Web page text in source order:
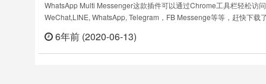
Telegram FB Messenge等
WhatsApp Multi Messenger这款插件可以通过Chrome工具栏轻松访问
WeChat,LINE, WhatsApp, Telegram，FB Messenge等等，赶快下载
图，让一切轻松自如LINE改变了全球的通讯模式，无论您身处何地，都
畅享免费的文字信息……
6年前 (2020-06-13)